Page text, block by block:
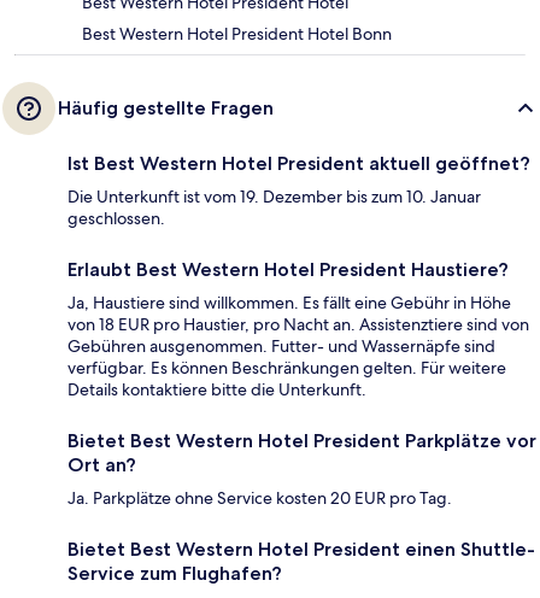
Best Western Hotel President Hotel Bonn
Häufig gestellte Fragen
Ist Best Western Hotel President aktuell geöffnet?
Die Unterkunft ist vom 19. Dezember bis zum 10. Januar
geschlossen.
Erlaubt Best Western Hotel President Haustiere?
Ja, Haustiere sind willkommen. Es fällt eine Gebühr in Höhe
von 18 EUR pro Haustier, pro Nacht an. Assistenztiere sind von
Gebühren ausgenommen. Futter- und Wassernäpfe sind
verfügbar. Es können Beschränkungen gelten. Für weitere
Details kontaktiere bitte die Unterkunft.
Bietet Best Western Hotel President Parkplätze vor
Ort an?
Ja. Parkplätze ohne Service kosten 20 EUR pro Tag.
Bietet Best Western Hotel President einen Shuttle-
Service zum Flughafen?